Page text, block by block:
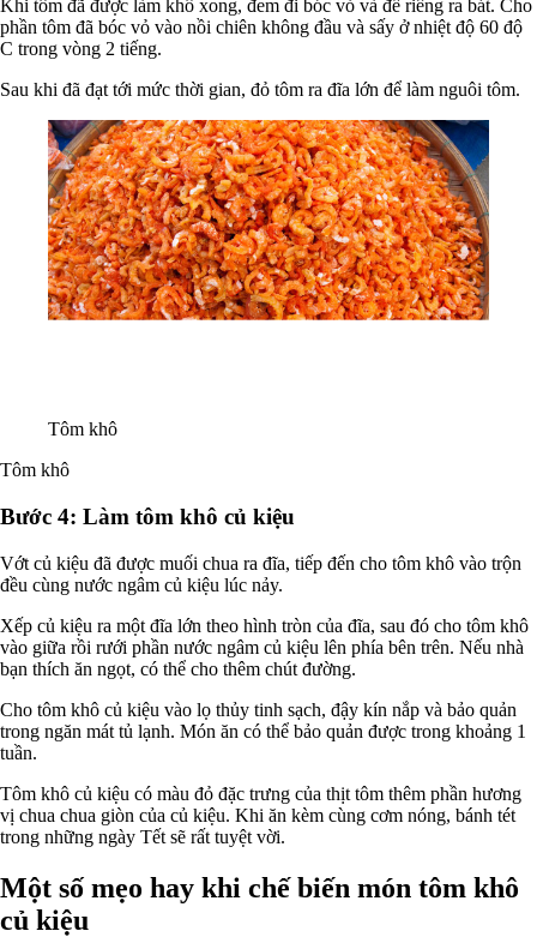
Khi tôm đã được làm khô xong, đem đi bóc vỏ và để riêng ra bát. Cho
phần tôm đã bóc vỏ vào nồi chiên không đầu và sấy ở nhiệt độ 60 độ
C trong vòng 2 tiếng.
Sau khi đã đạt tới mức thời gian, đỏ tôm ra đĩa lớn để làm nguôi tôm.
Tôm khô
Tôm khô
Bước 4: Làm tôm khô củ kiệu
Vớt củ kiệu đã được muối chua ra đĩa, tiếp đến cho tôm khô vào trộn
đều cùng nước ngâm củ kiệu lúc nảy.
Xếp củ kiệu ra một đĩa lớn theo hình tròn của đĩa, sau đó cho tôm khô
vào giữa rồi rưới phần nước ngâm củ kiệu lên phía bên trên. Nếu nhà
bạn thích ăn ngọt, có thể cho thêm chút đường.
Cho tôm khô củ kiệu vào lọ thủy tinh sạch, đậy kín nắp và bảo quản
trong ngăn mát tủ lạnh. Món ăn có thể bảo quản được trong khoảng 1
tuần.
Tôm khô củ kiệu có màu đỏ đặc trưng của thịt tôm thêm phần hương
vị chua chua giòn của củ kiệu. Khi ăn kèm cùng cơm nóng, bánh tét
trong những ngày Tết sẽ rất tuyệt vời.
Một số mẹo hay khi chế biến món tôm khô
củ kiệu